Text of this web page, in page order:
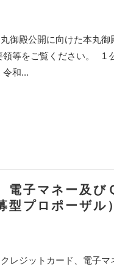
御殿公開に向けた本丸
領等をご覧ください。 1
令和...
子マネー及び
プロポーザル）
レジットカード、電子